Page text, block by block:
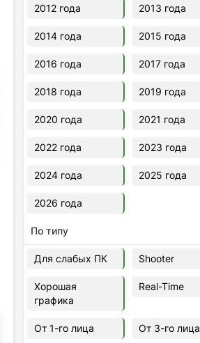
2012 года 2013 года
2014 года 2015 года
2016 года 2017 года
2018 года 2019 года
2020 года 2021 года
2022 года 2023 года
2024 года 2025 года
2026 года
По типу
Для слабых ПК Shooter
Хорошая
графика
Real-Time
От 1-го лица От 3-го лица